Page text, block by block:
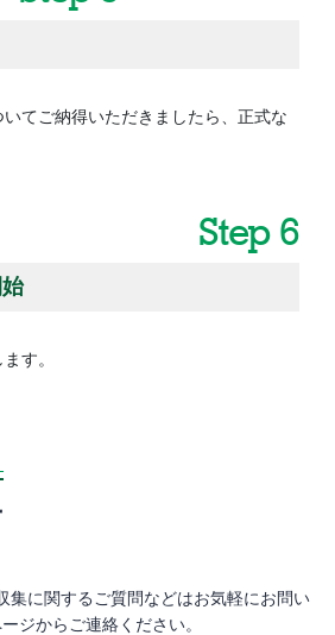
てご納得いただきましたら、正式な
Step 6
す。
集に関するご質問などはお気軽にお問い
ジからご連絡ください。